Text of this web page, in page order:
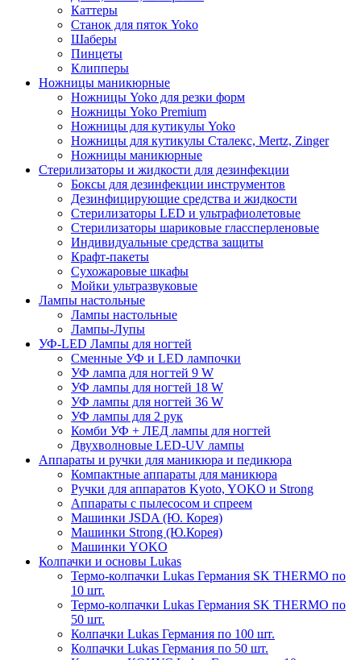
Каттеры
Станок для пяток Yoko
Шаберы
Пинцеты
Клипперы
Ножницы маникюрные
Ножницы Yoko для резки форм
Ножницы Yoko Premium
Ножницы для кутикулы Yoko
Ножницы для кутикулы Сталекс, Mertz, Zinger
Ножницы маникюрные
Стерилизаторы и жидкости для дезинфекции
Боксы для дезинфекции инструментов
Дезинфицирующие средства и жидкости
Стерилизаторы LED и ультрафиолетовые
Стерилизаторы шариковые глассперленовые
Индивидуальные средства защиты
Крафт-пакеты
Сухожаровые шкафы
Мойки ультразвуковые
Лампы настольные
Лампы настольные
Лампы-Лупы
УФ-LED Лампы для ногтей
Сменные УФ и LED лампочки
УФ лампа для ногтей 9 W
УФ лампы для ногтей 18 W
УФ лампы для ногтей 36 W
УФ лампы для 2 рук
Комби УФ + ЛЕД лампы для ногтей
Двухволновые LED-UV лампы
Аппараты и ручки для маникюра и педикюра
Компактные аппараты для маникюра
Ручки для аппаратов Kyoto, YOKO и Strong
Аппараты с пылесосом и спреем
Машинки JSDA (Ю. Корея)
Машинки Strong (Ю.Корея)
Машинки YOKO
Колпачки и основы Lukas
Термо-колпачки Lukas Германия SK THERMO по
10 шт.
Термо-колпачки Lukas Германия SK THERMO по
50 шт.
Колпачки Lukas Германия по 100 шт.
Колпачки Lukas Германия по 50 шт.